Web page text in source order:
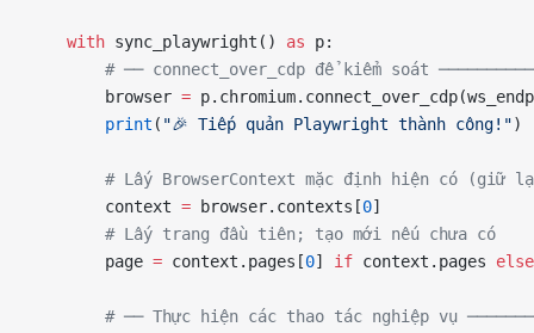
    with
sync_playwright() as p:
# ── connect_over_cdp để kiểm soát
        browser
=
        print
( "🎉 Tiếp quản Playwright thành công!")
# Lấy BrowserContext mặc định hiện có (giữ
        context
= browser.contexts[0]
        # Lấy trang đầu tiên; tạo mới nếu chưa có
        page
= context.pages[0] if context.pages else
# ── Thực hiện các thao tác nghiệp vụ